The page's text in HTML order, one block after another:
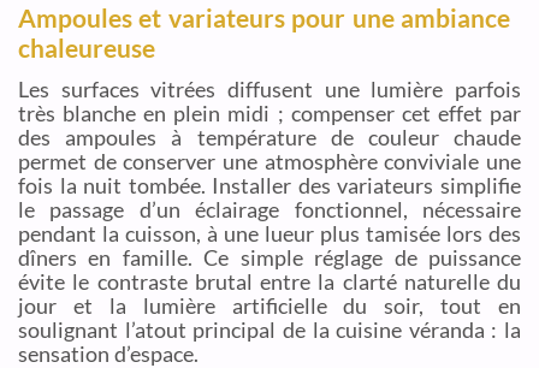
Ampoules et variateurs pour une ambiance
chaleureuse
Les surfaces vitrées diffusent une lumière parfois
très blanche en plein midi ; compenser cet effet par
des ampoules à température de couleur chaude
permet de conserver une atmosphère conviviale une
fois la nuit tombée. Installer des variateurs simplifie
le passage d’un éclairage fonctionnel, nécessaire
pendant la cuisson, à une lueur plus tamisée lors des
dîners en famille. Ce simple réglage de puissance
évite le contraste brutal entre la clarté naturelle du
jour et la lumière artificielle du soir, tout en
soulignant l’atout principal de la cuisine véranda : la
sensation d’espace.